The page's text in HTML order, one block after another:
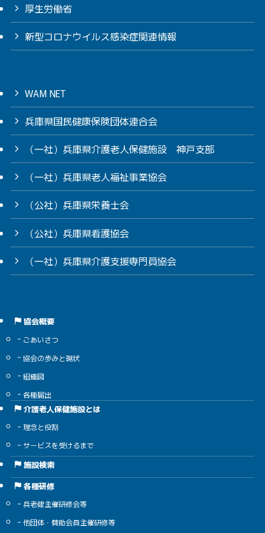
厚生労働省
新型コロナウイルス感染症関連情報
WAM NET
兵庫県国民健康保険団体連合会
（一社）兵庫県介護老人保健施設 神戸支部
（一社）兵庫県老人福祉事業協会
（公社）兵庫県栄養士会
（公社）兵庫県看護協会
（一社）兵庫県介護支援専門員協会
協会概要
ごあいさつ
協会の歩みと現状
組織図
各種届出
介護老人保健施設とは
理念と役割
サービスを受けるまで
施設検索
各種研修
兵老健主催研修会等
他団体・賛助会員主催研修等